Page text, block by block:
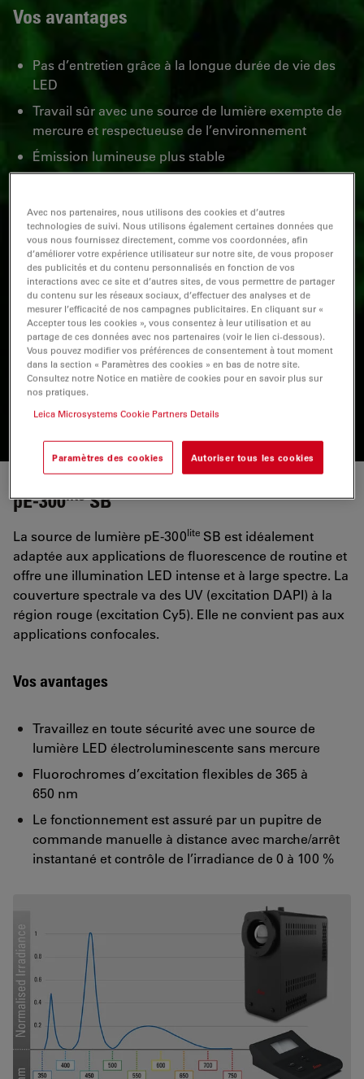
Vos avantages
Pas d’entretien grâce à la longue durée de vie des
LED
Travail sûr avec une source de lumière exempte de
mercure et respectueuse de l’environnement
Émission lumineuse plus stable
besoins.
pE-300liteSB
La source de lumière pE-300lite SB est idéalement
adaptée aux applications de fluorescence de routine et
offre une illumination LED intense et à large spectre. La
couverture spectrale va des UV (excitation DAPI) à la
région rouge (excitation Cy5). Elle ne convient pas aux
applications confocales.
Vos avantages
Travaillez en toute sécurité avec une source de
lumière LED électroluminescente sans mercure
Fluorochromes d’excitation flexibles de 365 à
650 nm
Le fonctionnement est assuré par un pupitre de
commande manuelle à distance avec marche/arrêt
instantané et contrôle de l’irradiance de 0 à 100 %
Avec nos partenaires, nous utilisons des cookies et d’autres
technologies de suivi. Nous utilisons également certaines données que
vous nous fournissez directement, comme vos coordonnées, afin
d’améliorer votre expérience utilisateur sur notre site, de vous proposer
des publicités et du contenu personnalisés en fonction de vos
interactions avec ce site et d’autres sites, de vous permettre de partager
du contenu sur les réseaux sociaux, d’effectuer des analyses et de
mesurer l’efficacité de nos campagnes publicitaires. En cliquant sur «
Accepter tous les cookies », vous consentez à leur utilisation et au
partage de ces données avec nos partenaires (voir le lien ci-dessous).
Vous pouvez modifier vos préférences de consentement à tout moment
dans la section « Paramètres des cookies » en bas de notre site.
Consultez notre Notice en matière de cookies pour en savoir plus sur
nos pratiques.
Leica Microsystems Cookie Partners Details
Paramètres des cookies Autoriser tous les cookies